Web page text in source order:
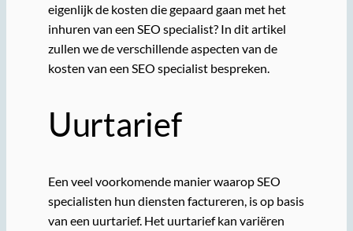
eigenlijk de kosten die gepaard gaan met het
inhuren van een SEO specialist? In dit artikel
zullen we de verschillende aspecten van de
kosten van een SEO specialist bespreken.
Uurtarief
Een veel voorkomende manier waarop SEO
specialisten hun diensten factureren, is op basis
van een uurtarief. Het uurtarief kan variëren